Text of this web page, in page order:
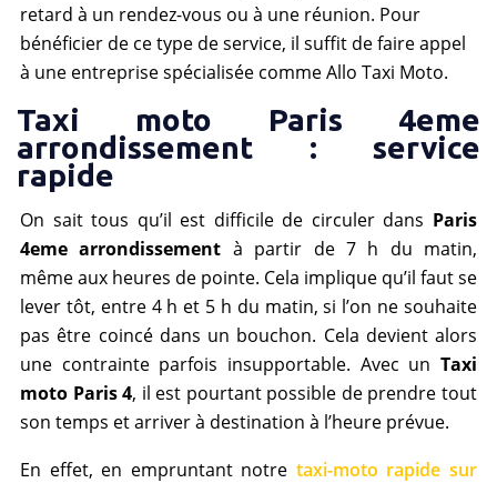
retard à un rendez-vous ou à une réunion. Pour
bénéficier de ce type de service, il suffit de faire appel
à une entreprise spécialisée comme Allo Taxi Moto.
Taxi moto Paris 4eme
arrondissement : service
rapide
On sait tous qu’il est difficile de circuler dans Paris
4eme arrondissement à partir de 7 h du matin,
même aux heures de pointe. Cela implique qu’il faut se
lever tôt, entre 4 h et 5 h du matin, si l’on ne souhaite
pas être coincé dans un bouchon. Cela devient alors
une contrainte parfois insupportable. Avec un Taxi
moto Paris 4, il est pourtant possible de prendre tout
son temps et arriver à destination à l’heure prévue.
En effet, en empruntant notre taxi-moto rapide sur